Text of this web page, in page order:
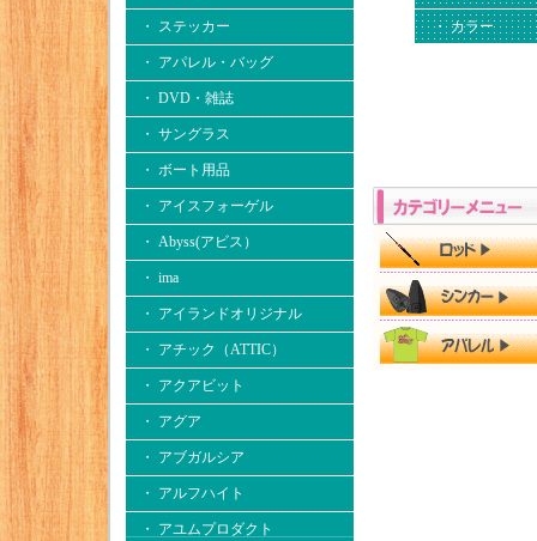
・ ステッカー
・ アパレル・バッグ
・ DVD・雑誌
・ サングラス
・ ボート用品
・ アイスフォーゲル
・ Abyss(アビス）
・ ima
・ アイランドオリジナル
・ アチック（ATTIC）
・ アクアビット
・ アグア
・ アブガルシア
・ アルフハイト
・ アユムプロダクト
・ カラー